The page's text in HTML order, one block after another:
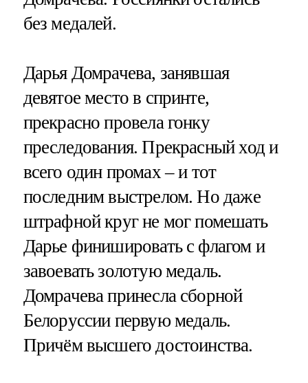
без медалей.
Дарья Домрачева, занявшая
девятое место в спринте,
прекрасно провела гонку
преследования. Прекрасный ход и
всего один промах – и тот
последним выстрелом. Но даже
штрафной круг не мог помешать
Дарье финишировать с флагом и
завоевать золотую медаль.
Домрачева принесла сборной
Белоруссии первую медаль.
Причём высшего достоинства.